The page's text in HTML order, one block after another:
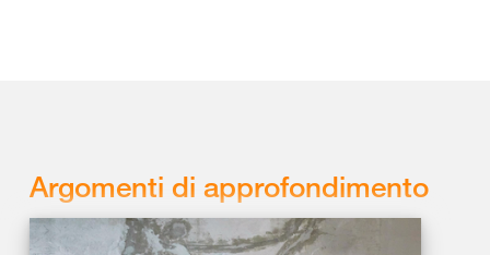
Argomenti di approfondimento